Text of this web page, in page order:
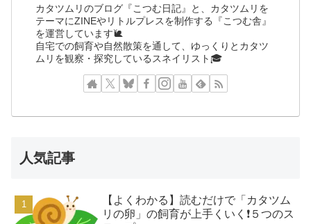
カタツムリのブログ『こつむ日記』と、カタツムリを
テーマにZINEやリトルプレスを制作する『こつむ舎』
を運営しています🐌
自宅での飼育や自然散策を通して、ゆっくりとカタツ
ムリを観察・探究しているスネイリスト🎓
人気記事
【よくわかる】読むだけで「カタツム
リの卵」の飼育が上手くいく❗️５つのス